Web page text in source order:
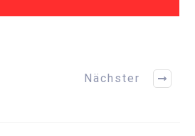
Nächster